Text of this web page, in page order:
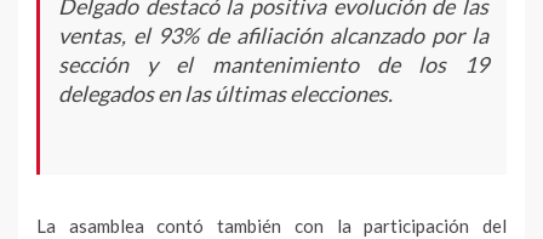
Delgado destacó la positiva evolución de las
ventas, el 93% de afiliación alcanzado por la
sección y el mantenimiento de los 19
delegados en las últimas elecciones.
La asamblea contó también con la participación del